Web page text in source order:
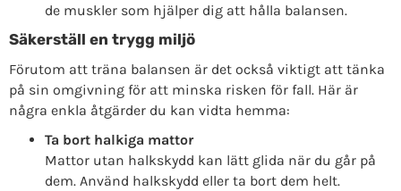
de muskler som hjälper dig att hålla balansen.
Säkerställ en trygg miljö
Förutom att träna balansen är det också viktigt att tänka
på sin omgivning för att minska risken för fall. Här är
några enkla åtgärder du kan vidta hemma:
Ta bort halkiga mattor
Mattor utan halkskydd kan lätt glida när du går på
dem. Använd halkskydd eller ta bort dem helt.